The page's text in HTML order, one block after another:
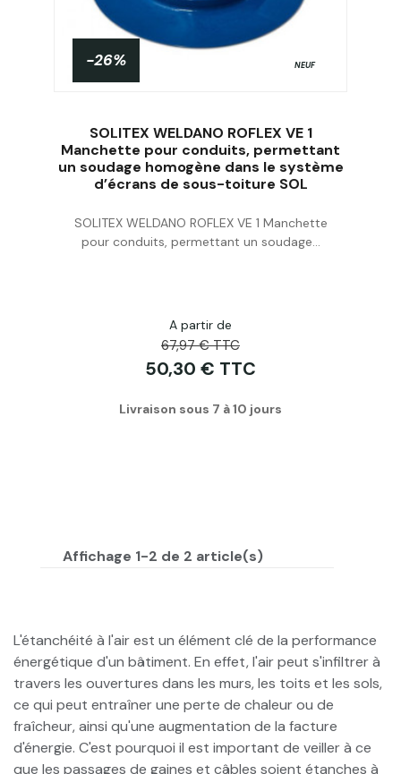
Acheter
-26% NEUF
SOLITEX WELDANO ROFLEX VE 1
Manchette pour conduits, permettant
un soudage homogène dans le système
d’écrans de sous-toiture SOL
SOLITEX WELDANO ROFLEX VE 1 Manchette
pour conduits, permettant un soudage...
A partir de
67,97 € TTC
50,30 € TTC
Livraison sous 7 à 10 jours
Affichage 1-2 de 2 article(s)
L'étanchéité à l'air est un élément clé de la performance
énergétique d'un bâtiment. En effet, l'air peut s'infiltrer à
travers les ouvertures dans les murs, les toits et les sols,
ce qui peut entraîner une perte de chaleur ou de
fraîcheur, ainsi qu'une augmentation de la facture
d'énergie. C'est pourquoi il est important de veiller à ce
que les passages de gaines et câbles soient étanches à